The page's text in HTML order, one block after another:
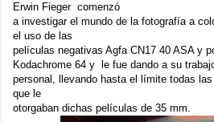
Erwin Fieger comenzó
a investigar el mundo de la fotografía a
el uso de las
películas negativas Agfa CN17 40 ASA y
Kodachrome 64 y le fue dando a su
personal, llevando hasta el límite todas
que le
otorgaban dichas películas de 35 mm.